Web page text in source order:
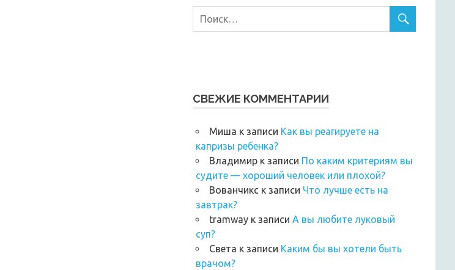
СВЕЖИЕ КОММЕНТАРИИ
Миша к записи Как вы реагируете на
капризы ребенка?
Владимир к записи По каким критериям вы
судите — хороший человек или плохой?
Вованчикс к записи Что лучше есть на
завтрак?
tramway к записи А вы любите луковый
суп?
Света к записи Каким бы вы хотели быть
врачом?